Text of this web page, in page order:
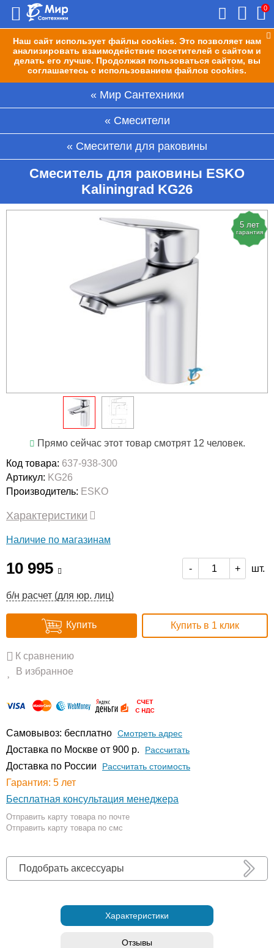
Наш сайт использует файлы cookies. Это позволяет нам
анализировать взаимодействие посетителей с сайтом и
делать его лучше. Продолжая пользоваться сайтом, вы
соглашаетесь с использованием файлов cookies.
0
Мир Сантехники
Смесители
Смесители для раковины
Смеситель для раковины ESKO
Kaliningrad KG26
5 лет
гарантия
Прямо сейчас этот товар смотрят 12 человек.
Код товара: 637-938-300
Артикул: KG26
Производитель: ESKO
Характеристики
Наличие по магазинам
10 995 - + шт.
б/н расчет (для юр. лиц)
Купить Купить в 1 клик
К сравнению
В избранное
Самовывоз: бесплатно Смотреть адрес
Доставка по Москве от 900 р. Расcчитать
Доставка по России Рассчитать стоимость
Гарантия: 5 лет
Бесплатная консультация менеджера
Отправить карту товара по почте
Отправить карту товара по смс
Подобрать аксессуары
Характеристики
Отзывы